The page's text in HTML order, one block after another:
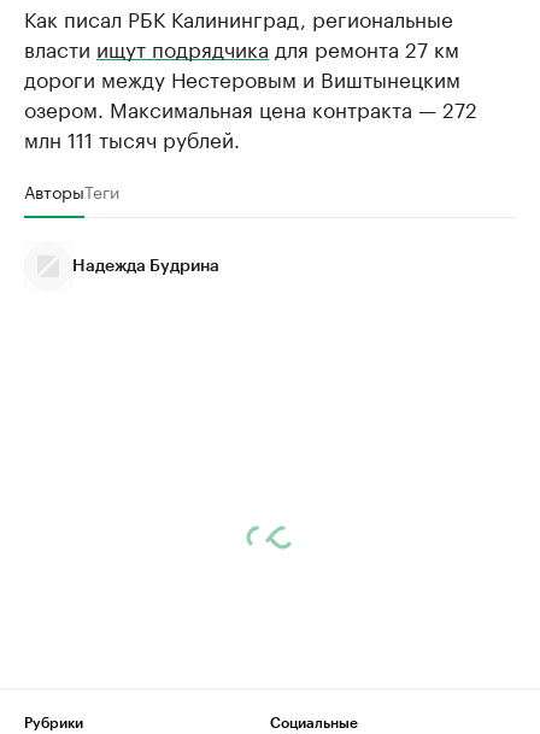
Как писал РБК Калининград, региональные
власти ищут подрядчика для ремонта 27 км
дороги между Нестеровым и Виштынецким
озером. Максимальная цена контракта — 272
млн 111 тысяч рублей.
АвторыТеги
Надежда Будрина
Рубрики
Социальные